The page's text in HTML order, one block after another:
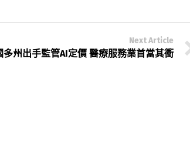
Next Article
多州出手監管AI定價 醫療服務業首當其衝